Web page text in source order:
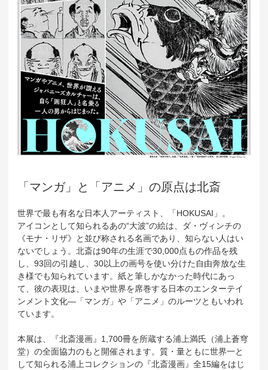
「マンガ」と「アニメ」の原点は北斎
世界で最も有名な日本人アーティスト、「HOKUSAI」。
アイコンとして知られるあの“大波”の絵は、ダ・ヴィンチの
《モナ・リザ》と並び称される名画であり、知らない人はい
ないでしょう。北斎は90年の生涯で30,000点もの作品を残
し、93回の引越し、30以上の画号を使い分けた自由奔放な生
き様でも知られています。紙と筆しかなかった時代にあっ
て、彼の表現は、いまや世界を席巻する日本のエンターテイ
ンメント文化―「マンガ」や「アニメ」のルーツともいわれ
ています。
本展は、『北斎漫画』1,700冊を所蔵する浦上満氏（浦上蒼穹
堂）の全面協力のもと開催されます。質・量ともに世界一と
して知られる浦上コレクションの『北斎漫画』全15編をはじ